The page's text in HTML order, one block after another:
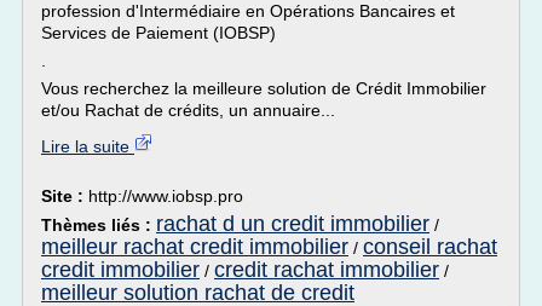
profession d'Intermédiaire en Opérations Bancaires et
Services de Paiement (IOBSP)
Vous recherchez la meilleure solution de Crédit Immobilier
et/ou Rachat de crédits, un annuaire...
Lire la suite
Site : http://www.iobsp.pro
Thèmes liés : rachat d un credit immobilier /
meilleur rachat credit immobilier / conseil rachat
credit immobilier / credit rachat immobilier /
meilleur solution rachat de credit